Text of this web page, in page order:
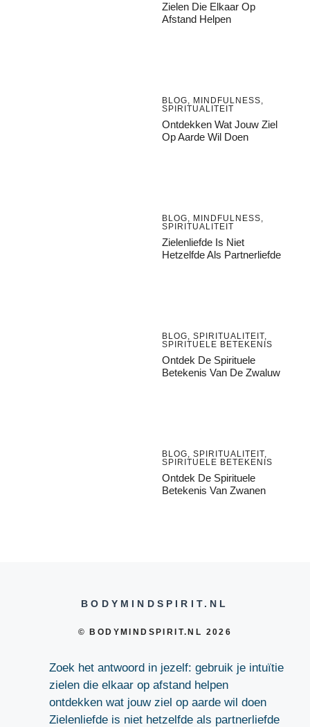
Zielen Die Elkaar Op
Afstand Helpen
BLOG, MINDFULNESS,
SPIRITUALITEIT
Ontdekken Wat Jouw Ziel
Op Aarde Wil Doen
BLOG, MINDFULNESS,
SPIRITUALITEIT
Zielenliefde Is Niet
Hetzelfde Als Partnerliefde
BLOG, SPIRITUALITEIT,
SPIRITUELE BETEKENIS
Ontdek De Spirituele
Betekenis Van De Zwaluw
BLOG, SPIRITUALITEIT,
SPIRITUELE BETEKENIS
Ontdek De Spirituele
Betekenis Van Zwanen
BODYMINDSPIRIT.NL
© BODYMINDSPIRIT.NL 2026
Zoek het antwoord in jezelf: gebruik je intuïtie
zielen die elkaar op afstand helpen
ontdekken wat jouw ziel op aarde wil doen
Zielenliefde is niet hetzelfde als partnerliefde